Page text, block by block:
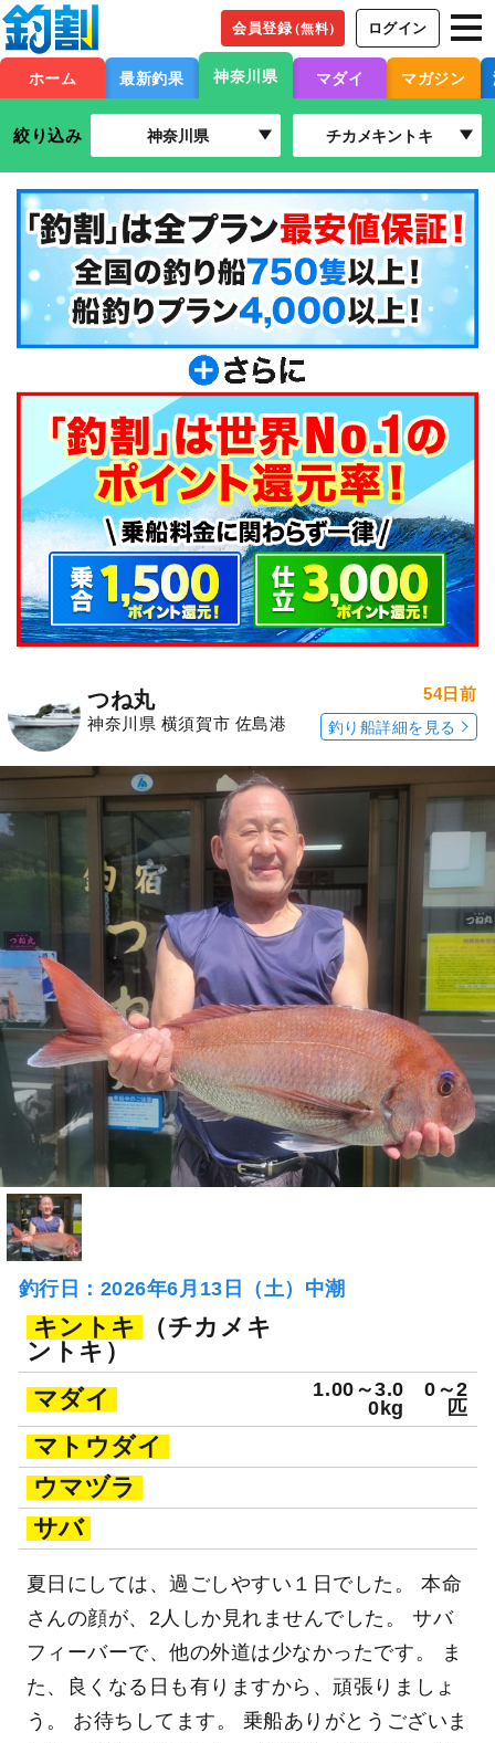
会員登録（無料） ログイン
ホーム 最新釣果 神奈川県 マダイ マガジン
絞り込み 神奈川県 チカメキントキ
つね丸
神奈川県 横須賀市 佐島港
54日前
釣り船詳細を見る
釣行日：2026年6月13日（土）中潮
キントキ
（チカメキ
ントキ）
マダイ
1.00～3.0
0kg
0～2
匹
マトウダイ
ウマヅラ
サバ
夏日にしては、過ごしやすい１日でした。 本命
さんの顔が、2人しか見れませんでした。 サバ
フィーバーで、他の外道は少なかったです。 ま
た、良くなる日も有りますから、頑張りましょ
う。 お待ちしてます。 乗船ありがとうございま